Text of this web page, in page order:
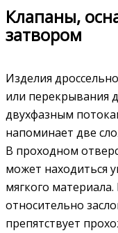
Клапаны,
затвором
Изделия
или перекрывания
двухфазным
напоминает две
В проходном
может находиться
мягкого
относительно
препятствует